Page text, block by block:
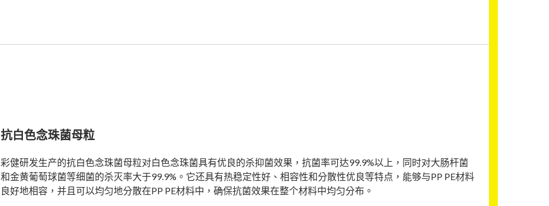
抗白色念珠菌母粒
彩健研发生产的抗白色念珠菌母粒对白色念珠菌具有优良的杀抑菌效果，抗菌率可达99.9%以上，同时对大肠杆菌
和金黄葡萄球菌等细菌的杀灭率大于99.9%。它还具有热稳定性好、相容性和分散性优良等特点，能够与PP PE材料
良好地相容，并且可以均匀地分散在PP PE材料中，确保抗菌效果在整个材料中均匀分布。